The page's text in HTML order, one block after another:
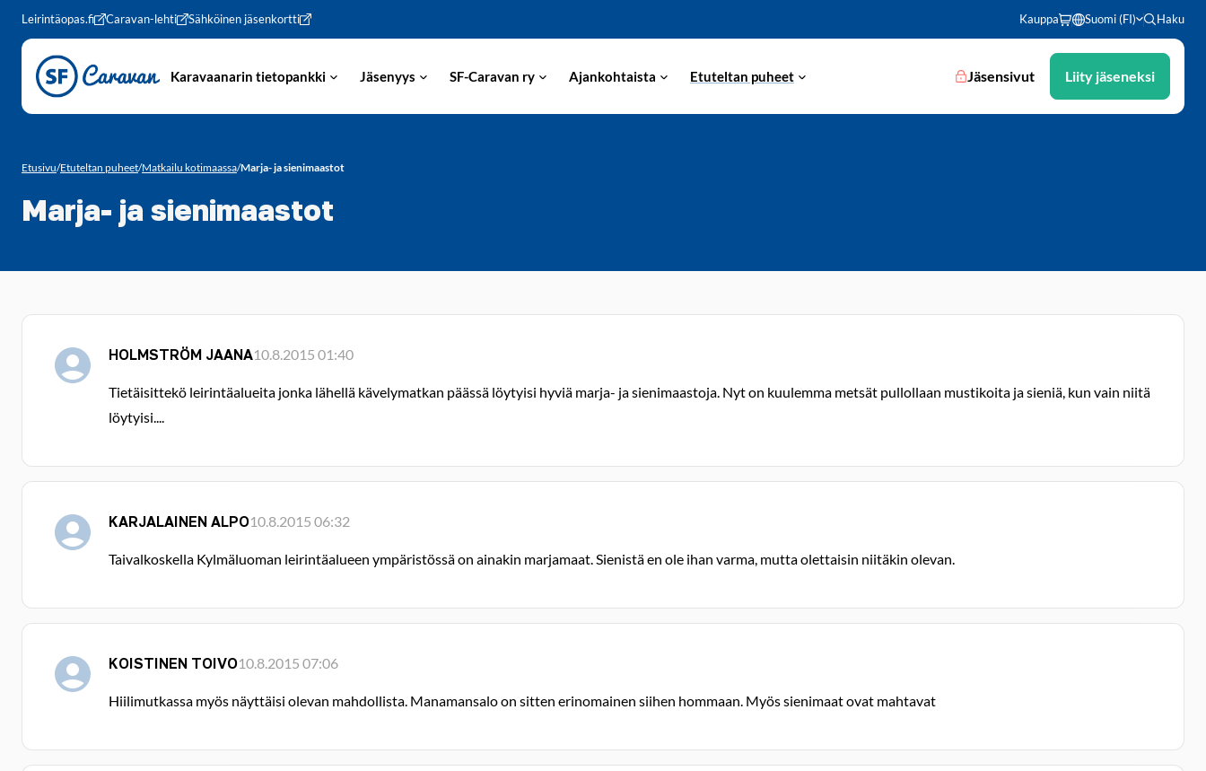
Siirry sivun sisältöön
Leirintäopas.fi Caravan-lehti Sähköinen jäsenkortti Kauppa Suomi (FI) Haku
Karavaanarin tietopankki Jäsenyys SF-Caravan ry Ajankohtaista Etuteltan puheet Jäsensivut Liity jäseneksi
Etusivu/Etuteltan puheet/Matkailu kotimaassa/Marja- ja sienimaastot
Marja- ja sienimaastot
HOLMSTRÖM JAANA10.8.2015 01:40
Tietäisittekö leirintäalueita jonka lähellä kävelymatkan päässä löytyisi hyviä marja- ja sienimaastoja. Nyt on kuulemma metsät pullollaan mustikoita ja sieniä, kun vain niitä
löytyisi....
KARJALAINEN ALPO10.8.2015 06:32
Taivalkoskella Kylmäluoman leirintäalueen ympäristössä on ainakin marjamaat. Sienistä en ole ihan varma, mutta olettaisin niitäkin olevan.
KOISTINEN TOIVO10.8.2015 07:06
Hiilimutkassa myös näyttäisi olevan mahdollista. Manamansalo on sitten erinomainen siihen hommaan. Myös sienimaat ovat mahtavat